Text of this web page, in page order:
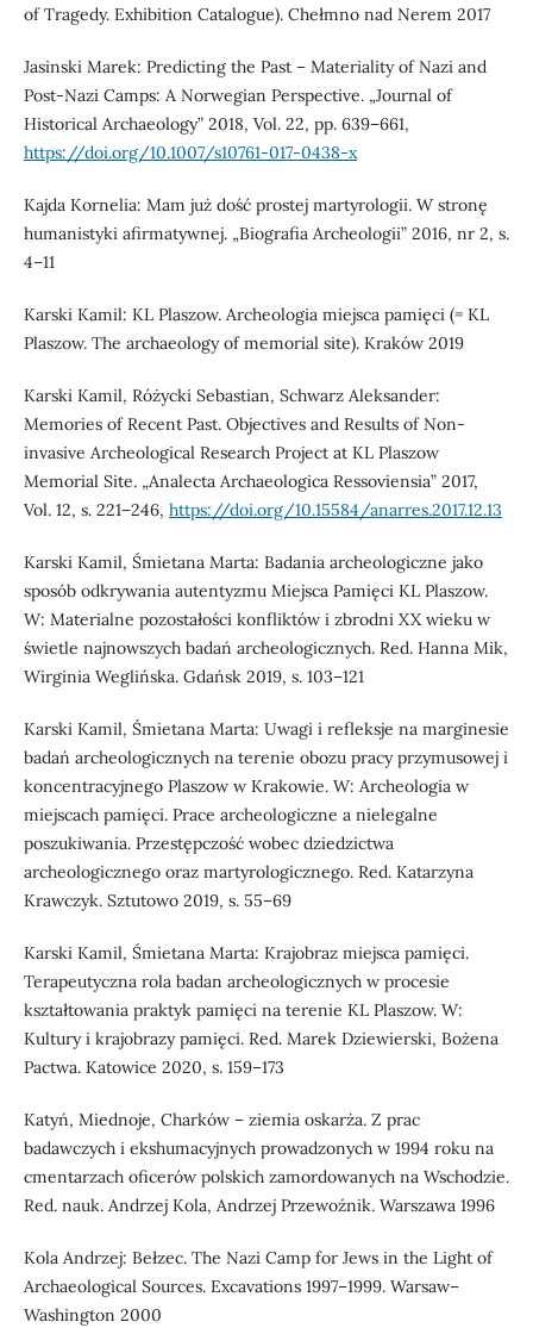
of Tragedy. Exhibition Catalogue). Chełmno nad Nerem 2017
Jasinski Marek: Predicting the Past – Materiality of Nazi and
Post-Nazi Camps: A Norwegian Perspective. „Journal of
Historical Archaeology” 2018, Vol. 22, pp. 639–661,
https://doi.org/10.1007/s10761-017-0438-x
Kajda Kornelia: Mam już dość prostej martyrologii. W stronę
humanistyki afirmatywnej. „Biografia Archeologii” 2016, nr 2, s.
4–11
Karski Kamil: KL Plaszow. Archeologia miejsca pamięci (= KL
Plaszow. The archaeology of memorial site). Kraków 2019
Karski Kamil, Różycki Sebastian, Schwarz Aleksander:
Memories of Recent Past. Objectives and Results of Non-
invasive Archeological Research Project at KL Plaszow
Memorial Site. „Analecta Archaeologica Ressoviensia” 2017,
Vol. 12, s. 221–246, https://doi.org/10.15584/anarres.2017.12.13
Karski Kamil, Śmietana Marta: Badania archeologiczne jako
sposób odkrywania autentyzmu Miejsca Pamięci KL Plaszow.
W: Materialne pozostałości konfliktów i zbrodni XX wieku w
świetle najnowszych badań archeologicznych. Red. Hanna Mik,
Wirginia Weglińska. Gdańsk 2019, s. 103–121
Karski Kamil, Śmietana Marta: Uwagi i refleksje na marginesie
badań archeologicznych na terenie obozu pracy przymusowej i
koncentracyjnego Plaszow w Krakowie. W: Archeologia w
miejscach pamięci. Prace archeologiczne a nielegalne
poszukiwania. Przestępczość wobec dziedzictwa
archeologicznego oraz martyrologicznego. Red. Katarzyna
Krawczyk. Sztutowo 2019, s. 55–69
Karski Kamil, Śmietana Marta: Krajobraz miejsca pamięci.
Terapeutyczna rola badan archeologicznych w procesie
kształtowania praktyk pamięci na terenie KL Plaszow. W:
Kultury i krajobrazy pamięci. Red. Marek Dziewierski, Bożena
Pactwa. Katowice 2020, s. 159–173
Katyń, Miednoje, Charków – ziemia oskarża. Z prac
badawczych i ekshumacyjnych prowadzonych w 1994 roku na
cmentarzach oficerów polskich zamordowanych na Wschodzie.
Red. nauk. Andrzej Kola, Andrzej Przewoźnik. Warszawa 1996
Kola Andrzej: Bełzec. The Nazi Camp for Jews in the Light of
Archaeological Sources. Excavations 1997–1999. Warsaw–
Washington 2000